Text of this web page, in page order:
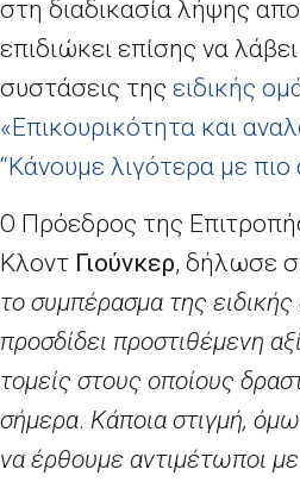
στη διαδικασία λήψης
επιδιώκει επίσης να
συστάσεις της ειδικής
«Επικουρικότητα και
“Κάνουμε λιγότερα με
Ο Πρόεδρος της
Κλοντ Γιούνκερ, δήλωσε
το συμπέρασμα της
προσδίδει προστιθέμενη
τομείς στους οποίους
σήμερα. Κάποια στιγμή,
να έρθουμε αντιμέτωποι